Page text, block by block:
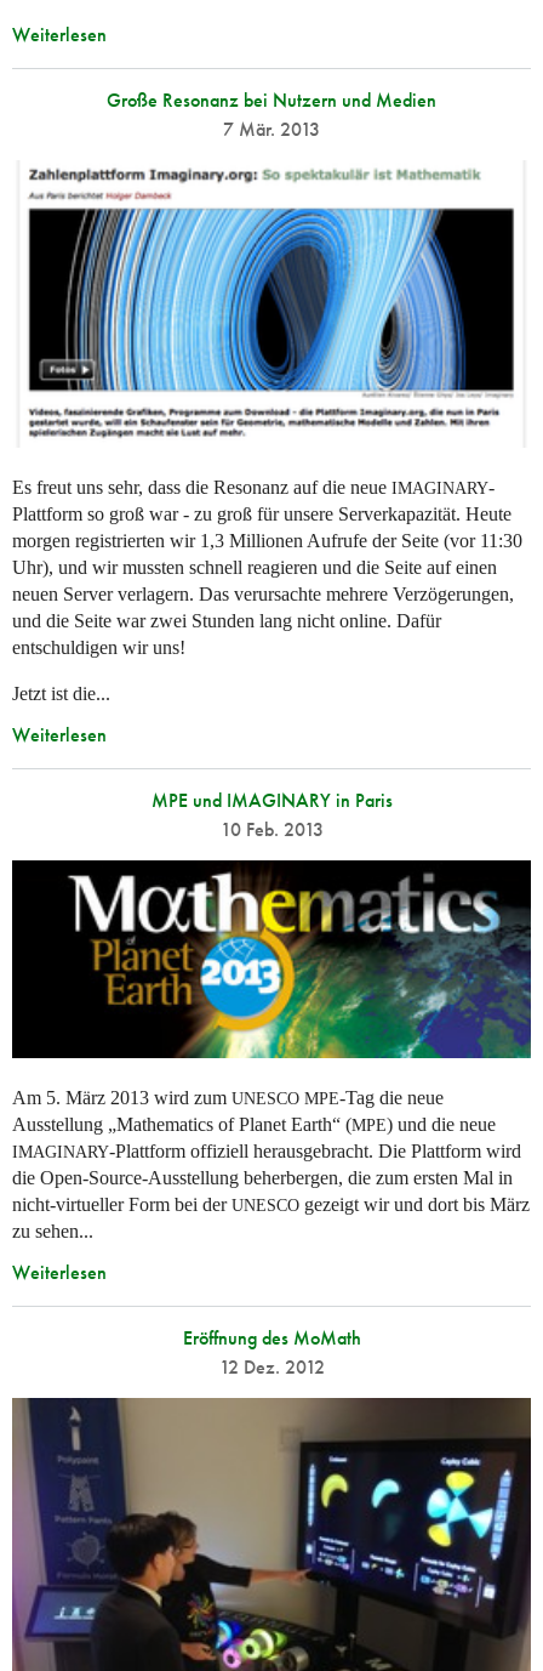
Weiterlesen
Große Resonanz bei Nutzern und Medien
7 Mär. 2013
Es freut uns sehr, dass die Resonanz auf die neue IMAGINARY-
Plattform so groß war - zu groß für unsere Serverkapazität. Heute
morgen registrierten wir 1,3 Millionen Aufrufe der Seite (vor 11:30
Uhr), und wir mussten schnell reagieren und die Seite auf einen
neuen Server verlagern. Das verursachte mehrere Verzögerungen,
und die Seite war zwei Stunden lang nicht online. Dafür
entschuldigen wir uns!
Jetzt ist die...
Weiterlesen
MPE und IMAGINARY in Paris
10 Feb. 2013
Am 5. März 2013 wird zum UNESCO MPE-Tag die neue
Ausstellung „Mathematics of Planet Earth“ (MPE) und die neue
IMAGINARY-Plattform offiziell herausgebracht. Die Plattform wird
die Open-Source-Ausstellung beherbergen, die zum ersten Mal in
nicht-virtueller Form bei derUNESCO gezeigt wir und dort bis März
zu sehen...
Weiterlesen
Eröffnung des MoMath
12 Dez. 2012